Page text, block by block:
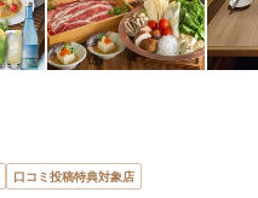
口コミ投稿特典対象店